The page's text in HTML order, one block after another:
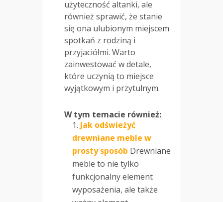
użyteczność altanki, ale
również sprawić, że stanie
się ona ulubionym miejscem
spotkań z rodziną i
przyjaciółmi. Warto
zainwestować w detale,
które uczynią to miejsce
wyjątkowym i przytulnym.
W tym temacie również:
Jak odświeżyć
drewniane meble w
prosty sposób Drewniane
meble to nie tylko
funkcjonalny element
wyposażenia, ale także